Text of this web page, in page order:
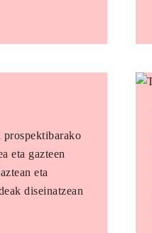
eta gazteen
eta
diseinatzean